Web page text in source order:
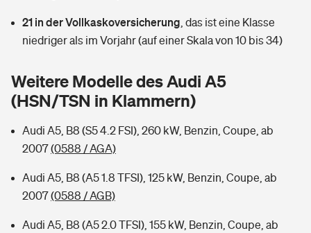
Zur Übersicht
Tools
Wer versichert was: Jetzt Versicherer finden
Sie haben Fragen?
Pferdehalter-Haftpflicht
Handyversicherung
Musikinstrumentenversicherung
Zur Übersicht
Sie haben Fragen?
Rentenrechner: Wie viel Geld bekomme ich im Alter?
21 in der Vollkaskoversicherung das ist eine Klasse
niedriger als im Vorjahr (auf einer Skala von 10 bis 34)
Weitere Modelle des Audi A5
(HSN/TSN in Klammern)
Audi A5, B8 (S5 4.2 FSI), 260 kW, Benzin, Coupe, ab
2007(0588 / AGA)
Audi A5, B8 (A5 1.8 TFSI), 125 kW, Benzin, Coupe, ab
2007(0588 / AGB)
Audi A5, B8 (A5 2.0 TFSI), 155 kW, Benzin, Coupe, ab